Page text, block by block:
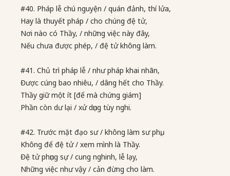
#40. Pháp lễ chú nguyện / quán đảnh, thí lửa,
Hay là thuyết pháp / cho chúng đệ tử,
Nơi nào có Thầy, / những việc này đây,
Nếu chưa được phép, / đệ tử không làm.
#41. Chủ trì pháp lễ / như pháp khai nhãn,
Được cúng bao nhiêu, / dâng hết cho Thầy.
Thầy giữ một ít [để mà chứng giám]
Phần còn dư lại / xử dụng tùy nghi.
#42. Trước mặt đạo sư / không làm sư phụ,
Không để đệ tử / xem mình là Thầy.
Đệ tử phụng sự / cung nghinh, lễ lạy,
Những việc như vậy / cản đừng cho làm.